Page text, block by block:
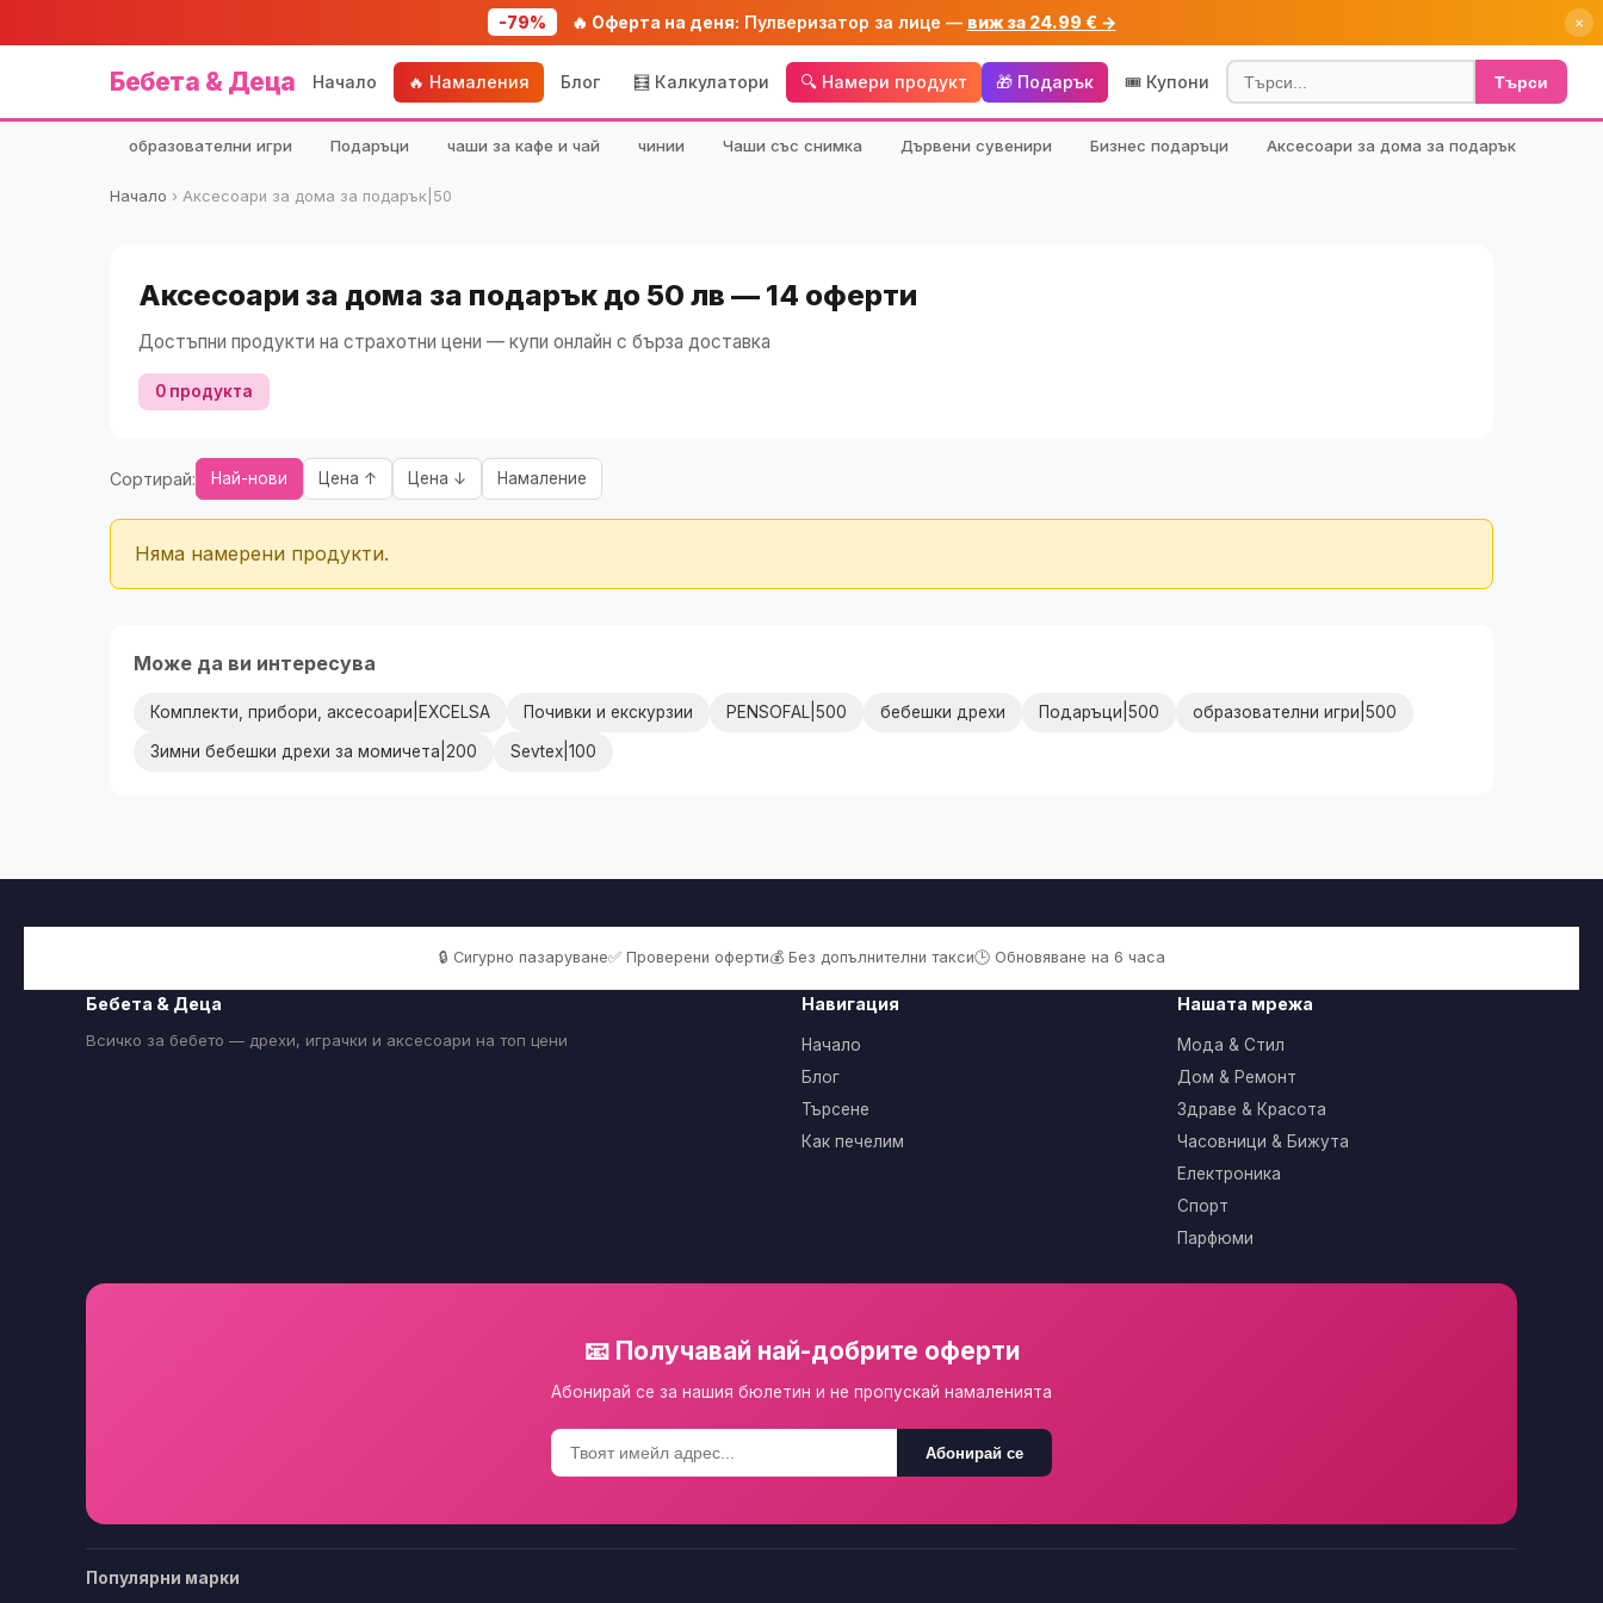
-79% 🔥 Оферта на деня: Пулверизатор за лице — виж за 24.99 € → ×
Бебета & Деца Начало 🔥 Намаления Блог 🧮 Калкулатори 🔍 Намери продукт 🎁 Подарък 🎟️ Купони Търси
образователни игри Подаръци чаши за кафе и чай чинии Чаши със снимка Дървени сувенири Бизнес подаръци Аксесоари за дома за подарък
Начало › Аксесоари за дома за подарък|50
Аксесоари за дома за подарък до 50 лв — 14 оферти
Достъпни продукти на страхотни цени — купи онлайн с бърза доставка
0 продукта
Сортирай: Най-нови Цена ↑ Цена ↓ Намаление
Няма намерени продукти.
Може да ви интересува
Комплекти, прибори, аксесоари|EXCELSA Почивки и екскурзии PENSOFAL|500 бебешки дрехи Подаръци|500 образователни игри|500
Зимни бебешки дрехи за момичета|200 Sevtex|100
🔒 Сигурно пазаруване✅ Проверени оферти💰 Без допълнителни такси🕒 Обновяване на 6 часа
Бебета & Деца
Всичко за бебето — дрехи, играчки и аксесоари на топ цени
Навигация
Начало
Блог
Търсене
Как печелим
Нашата мрежа
Мода & Стил
Дом & Ремонт
Здраве & Красота
Часовници & Бижута
Електроника
Спорт
Парфюми
📧 Получавай най-добрите оферти
Абонирай се за нашия бюлетин и не пропускай намаленията
Абонирай се
Популярни марки